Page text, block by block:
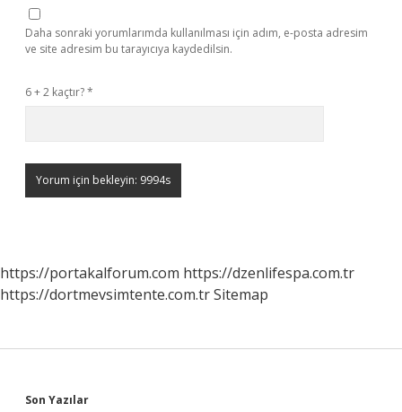
Daha sonraki yorumlarımda kullanılması için adım, e-posta adresim
ve site adresim bu tarayıcıya kaydedilsin.
6 + 2 kaçtır?*
https://portakalforum.com https://dzenlifespa.com.tr
https://dortmevsimtente.com.trSitemap
Son Yazılar